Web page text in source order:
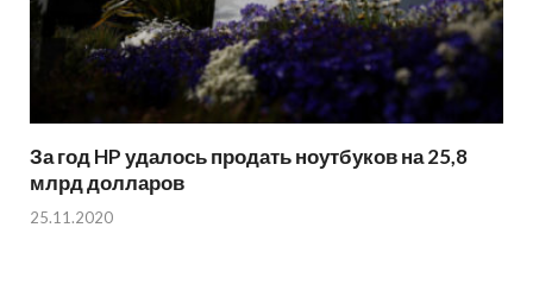
За год HP удалось продать ноутбуков на 25,8
млрд долларов
25.11.2020